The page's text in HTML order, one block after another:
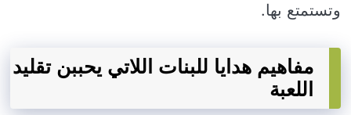
وتستمتع بها.
مفاهيم هدايا للبنات اللاتي يحببن تقليد
اللعبة